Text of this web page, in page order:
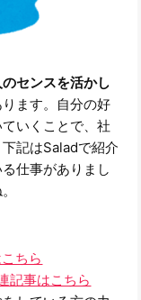
センスを活かし
ます。自分の好
いくことで、社
記はSaladで紹介
仕事がありまし
ちら
記事はこちら